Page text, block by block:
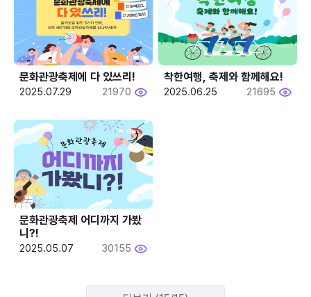
문화관광축제에 다 있쓰리!
2025.07.29 21970
착한여행, 축제와 함께해요!
2025.06.25 21695
문화관광축제 어디까지 가봤
니?!
2025.05.07 30155